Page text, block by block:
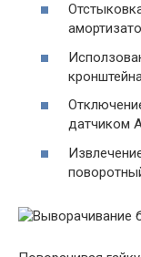
датчиком